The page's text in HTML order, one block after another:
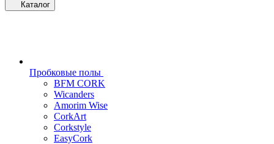
Каталог
Пробковые полы
BFM CORK
Wicanders
Amorim Wise
CorkArt
Corkstyle
EasyCork